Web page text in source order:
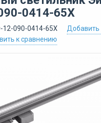
0414-65Х
12-090-0414-65Х
Добавить
к сравнению